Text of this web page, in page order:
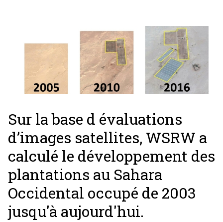
Sur la base d évaluations
d’images satellites, WSRW a
calculé le développement des
plantations au Sahara
Occidental occupé de 2003
jusqu'à aujourd'hui.